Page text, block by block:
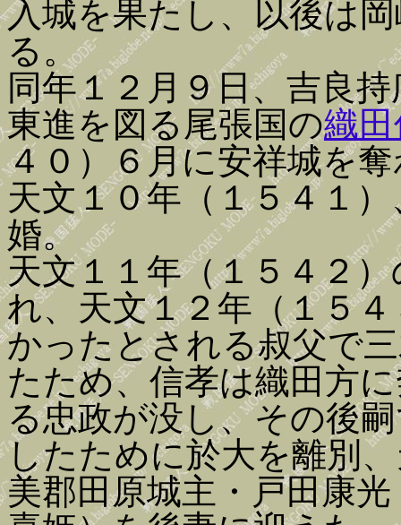
入城を果たし、以後は
る。
同年１２月９日、吉良
東進を図る尾張国の織
４０）６月に安祥城を
天文１０年（１５４１
婚。
天文１１年（１５４２
れ、天文１２年（１５
かったとされる叔父で
たため、信孝は織田方
る忠政が没し、その後
したために於大を離別
美郡田原城主・戸田康